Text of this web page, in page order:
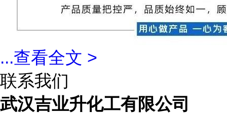
...查看全文 >
联系我们
武汉吉业升化工有限公司